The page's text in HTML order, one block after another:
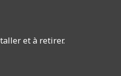
et à retirer.